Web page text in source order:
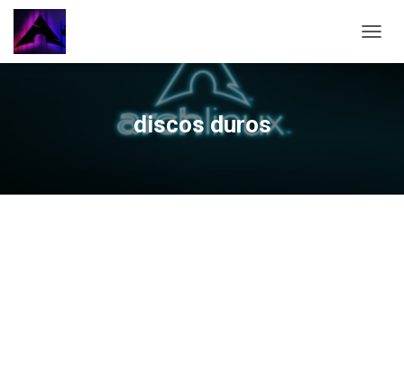
discos duros